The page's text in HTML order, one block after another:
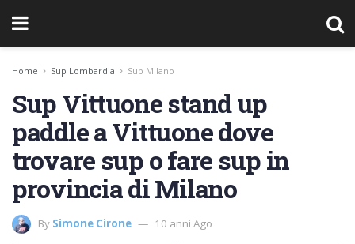
Home Sup Lombardia Sup Milano
Sup Vittuone stand up
paddle a Vittuone dove
trovare sup o fare sup in
provincia di Milano
By Simone Cirone 10 anni Ago